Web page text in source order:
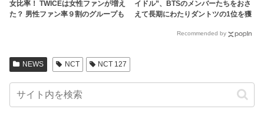
女比率！ TWICEは女性ファンが増え
た？ 男性ファン率９割のグループも
イドル”、BTSのメンバーたちをおさ
えて長期にわたりダントツの1位を獲
Recommended by
NEWS NCT NCT 127